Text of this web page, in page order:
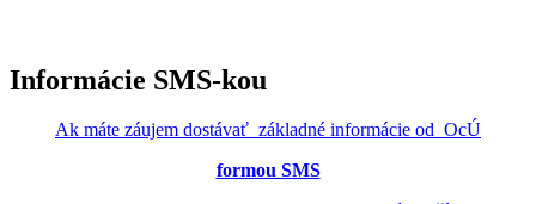
Informácie SMS-kou
Ak máte záujem dostávať základné informácie od OcÚ
formou SMS